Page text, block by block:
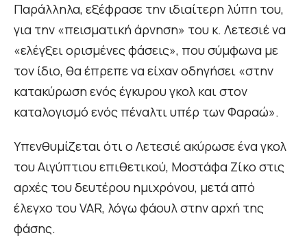
Παράλληλα, εξέφρασε την ιδιαίτερη λύπη του,
για την «πεισματική άρνηση» του κ. Λετεσιέ να
«ελέγξει ορισμένες φάσεις», που σύμφωνα με
τον ίδιο, θα έπρεπε να είχαν οδηγήσει «στην
κατακύρωση ενός έγκυρου γκολ και στον
καταλογισμό ενός πέναλτι υπέρ των Φαραώ».
Υπενθυμίζεται ότι ο Λετεσιέ ακύρωσε ένα γκολ
του Αιγύπτιου επιθετικού, Μοστάφα Ζίκο στις
αρχές του δευτέρου ημιχρόνου, μετά από
έλεγχο του VAR, λόγω φάουλ στην αρχή της
φάσης.